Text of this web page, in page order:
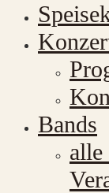
Bands
alle